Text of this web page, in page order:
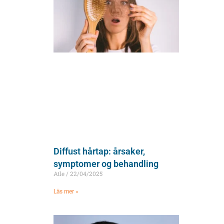
Diffust hårtap: årsaker,
symptomer og behandling
Atle 22/04/2025
Läs mer »